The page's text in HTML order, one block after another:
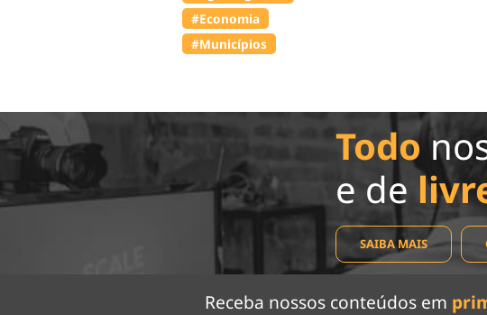
#Economia
#Municípios
Todo
e de
SAIBA MAIS
Receba nossos conteúdos em